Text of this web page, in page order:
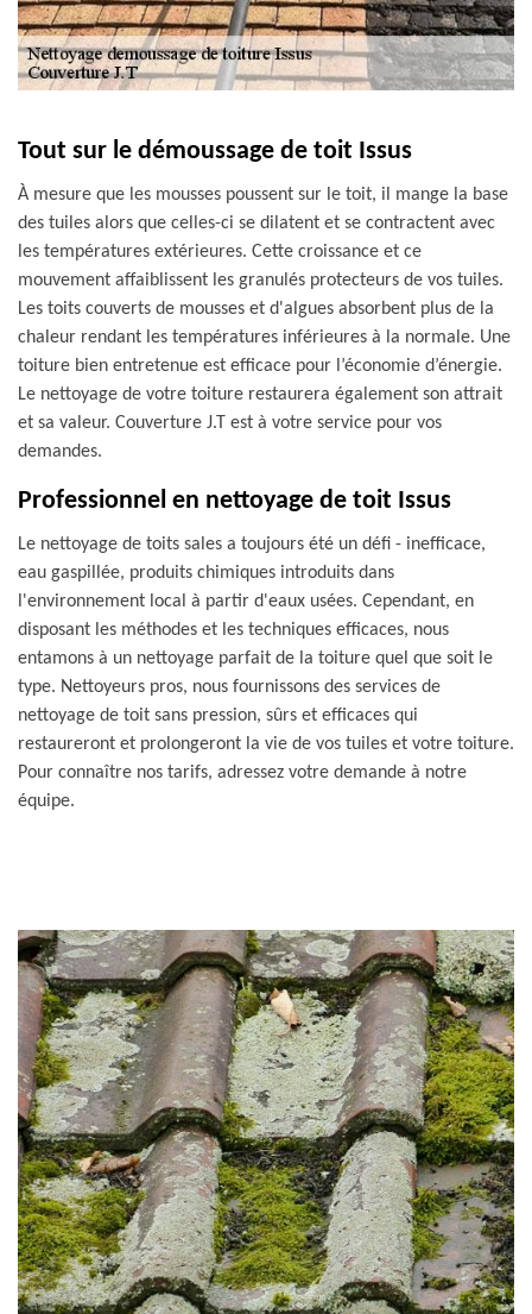
Tout sur le démoussage de toit Issus
À mesure que les mousses poussent sur le toit, il mange la base
des tuiles alors que celles-ci se dilatent et se contractent avec
les températures extérieures. Cette croissance et ce
mouvement affaiblissent les granulés protecteurs de vos tuiles.
Les toits couverts de mousses et d'algues absorbent plus de la
chaleur rendant les températures inférieures à la normale. Une
toiture bien entretenue est efficace pour l’économie d’énergie.
Le nettoyage de votre toiture restaurera également son attrait
et sa valeur. Couverture J.T est à votre service pour vos
demandes.
Professionnel en nettoyage de toit Issus
Le nettoyage de toits sales a toujours été un défi - inefficace,
eau gaspillée, produits chimiques introduits dans
l'environnement local à partir d'eaux usées. Cependant, en
disposant les méthodes et les techniques efficaces, nous
entamons à un nettoyage parfait de la toiture quel que soit le
type. Nettoyeurs pros, nous fournissons des services de
nettoyage de toit sans pression, sûrs et efficaces qui
restaureront et prolongeront la vie de vos tuiles et votre toiture.
Pour connaître nos tarifs, adressez votre demande à notre
équipe.